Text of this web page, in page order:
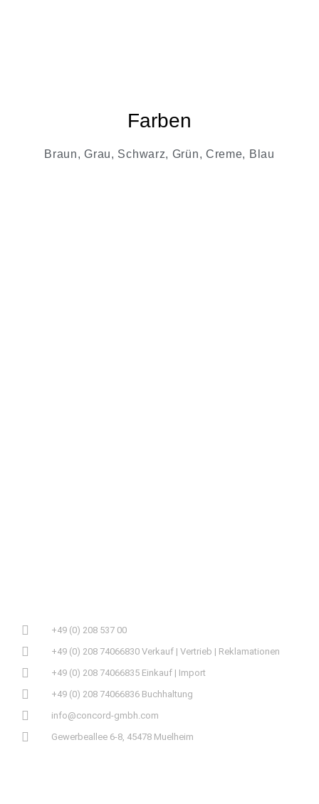
Farben
Braun, Grau, Schwarz, Grün, Creme, Blau
+49 (0) 208 537 00
+49 (0) 208 74066830 Verkauf | Vertrieb | Reklamationen
+49 (0) 208 74066835 Einkauf | Import
+49 (0) 208 74066836 Buchhaltung
info@concord-gmbh.com
Gewerbeallee 6-8, 45478 Muelheim